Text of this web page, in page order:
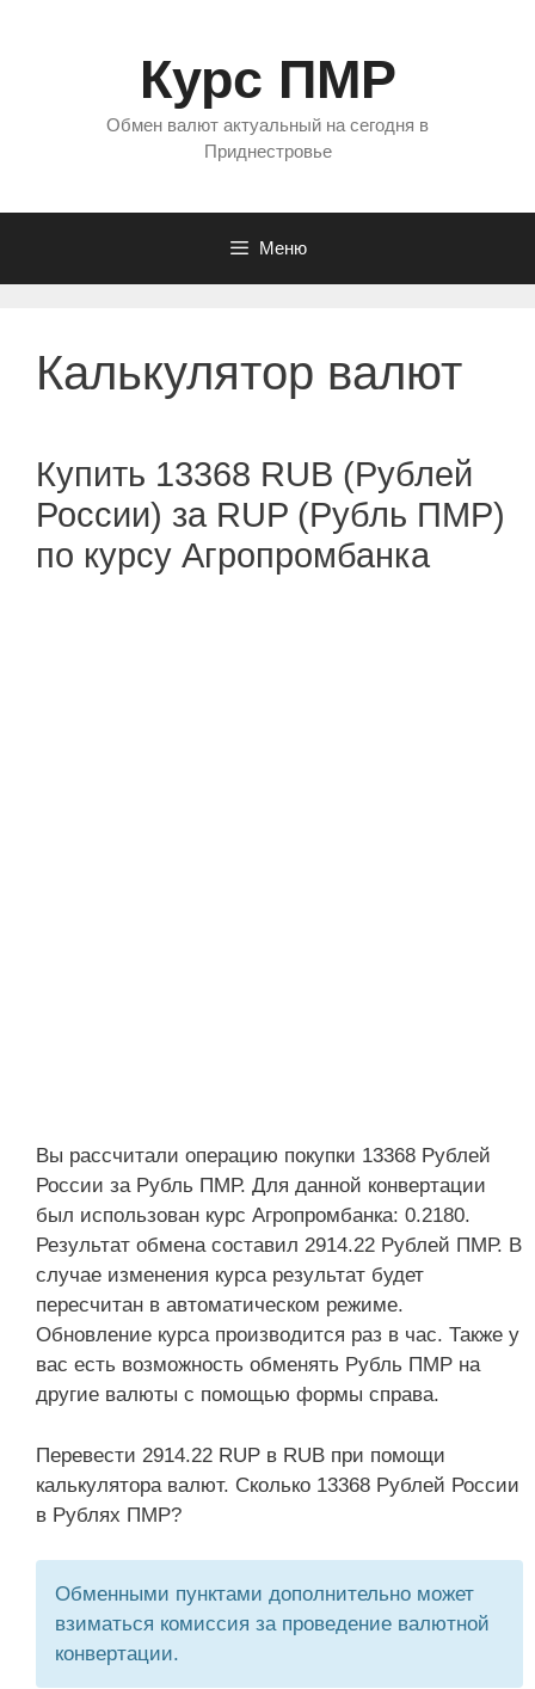
Курс ПМР
Обмен валют актуальный на сегодня в
Приднестровье
Меню
Калькулятор валют
Купить 13368 RUB (Рублей
России) за RUP (Рубль ПМР)
по курсу Агропромбанка
Вы рассчитали операцию покупки 13368 Рублей
России за Рубль ПМР. Для данной конвертации
был использован курс Агропромбанка: 0.2180.
Результат обмена составил 2914.22 Рублей ПМР. В
случае изменения курса результат будет
пересчитан в автоматическом режиме.
Обновление курса производится раз в час. Также у
вас есть возможность обменять Рубль ПМР на
другие валюты с помощью формы справа.
Перевести 2914.22 RUP в RUB при помощи
калькулятора валют. Сколько 13368 Рублей России
в Рублях ПМР?
Обменными пунктами дополнительно может
взиматься комиссия за проведение валютной
конвертации.